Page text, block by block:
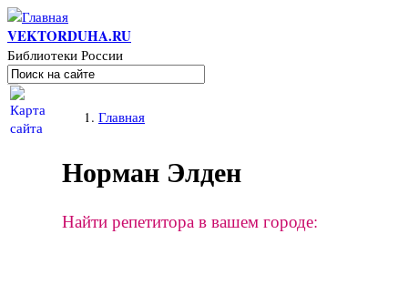
Перейти к основному содержанию
VEKTORDUHA.RU
Библиотеки России
Форма поиска
Поиск
Вы здесьГлавная
Норман Элден
Найти репетитора в вашем городе: